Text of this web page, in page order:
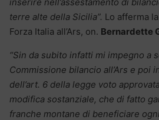
terre alte della Sicilia”. Lo afferma
Forza Italia all’Ars, on. Bernardette
“Sin da subito infatti mi impegno a
Commissione bilancio all’Ars e poi
dell’art. 6 della legge voto
modifica sostanziale, che di fatto
franche montane di beneficiare